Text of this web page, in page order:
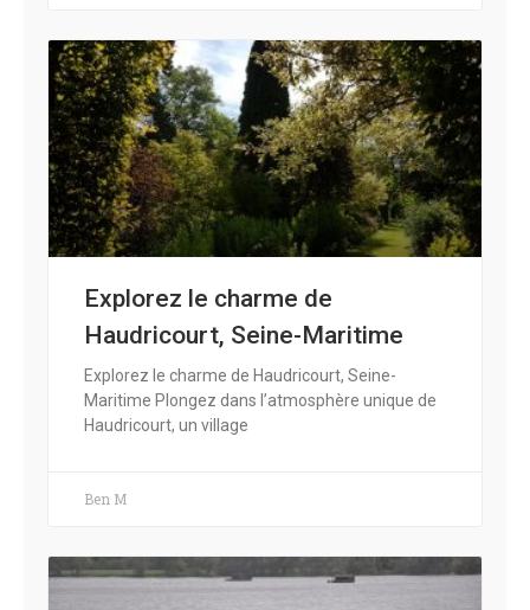
Explorez le charme de
Haudricourt, Seine-Maritime
Explorez le charme de Haudricourt, Seine-
Maritime Plongez dans l’atmosphère unique de
Haudricourt, un village
Ben M